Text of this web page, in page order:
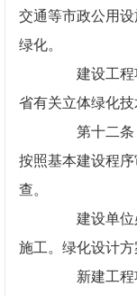
交通等市政公用
绿化。
建设工程项
省有关立体绿化技
第十二条
按照基本建设程
查。
建设单位必
施工。绿化设计方
新建工程项